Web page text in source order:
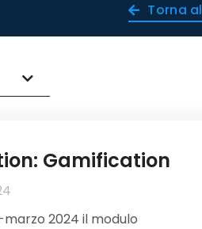
Torna
Gamification
2024 il modulo